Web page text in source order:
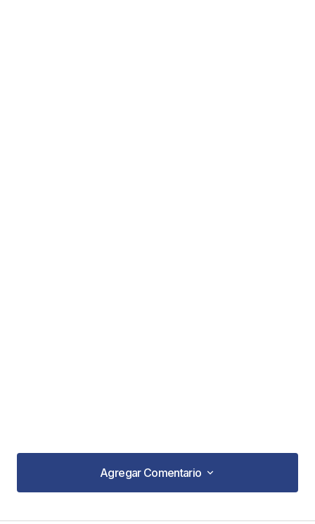
Agregar Comentario
Agregar Comentario